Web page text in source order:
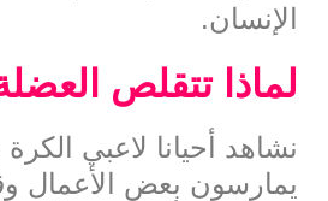
الإنسان.
لماذا تتقلص
نشاهد أحيانا لاعبي
يمارسون بعض الأعمال